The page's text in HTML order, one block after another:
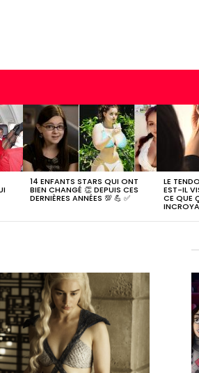
14 ENFANTS STARS QUI ONT
BIEN CHANGÉ 👏 DEPUIS CES
DERNIÈRES ANNÉES 💯 💪 ✅
LE
EST-IL
CE QUE